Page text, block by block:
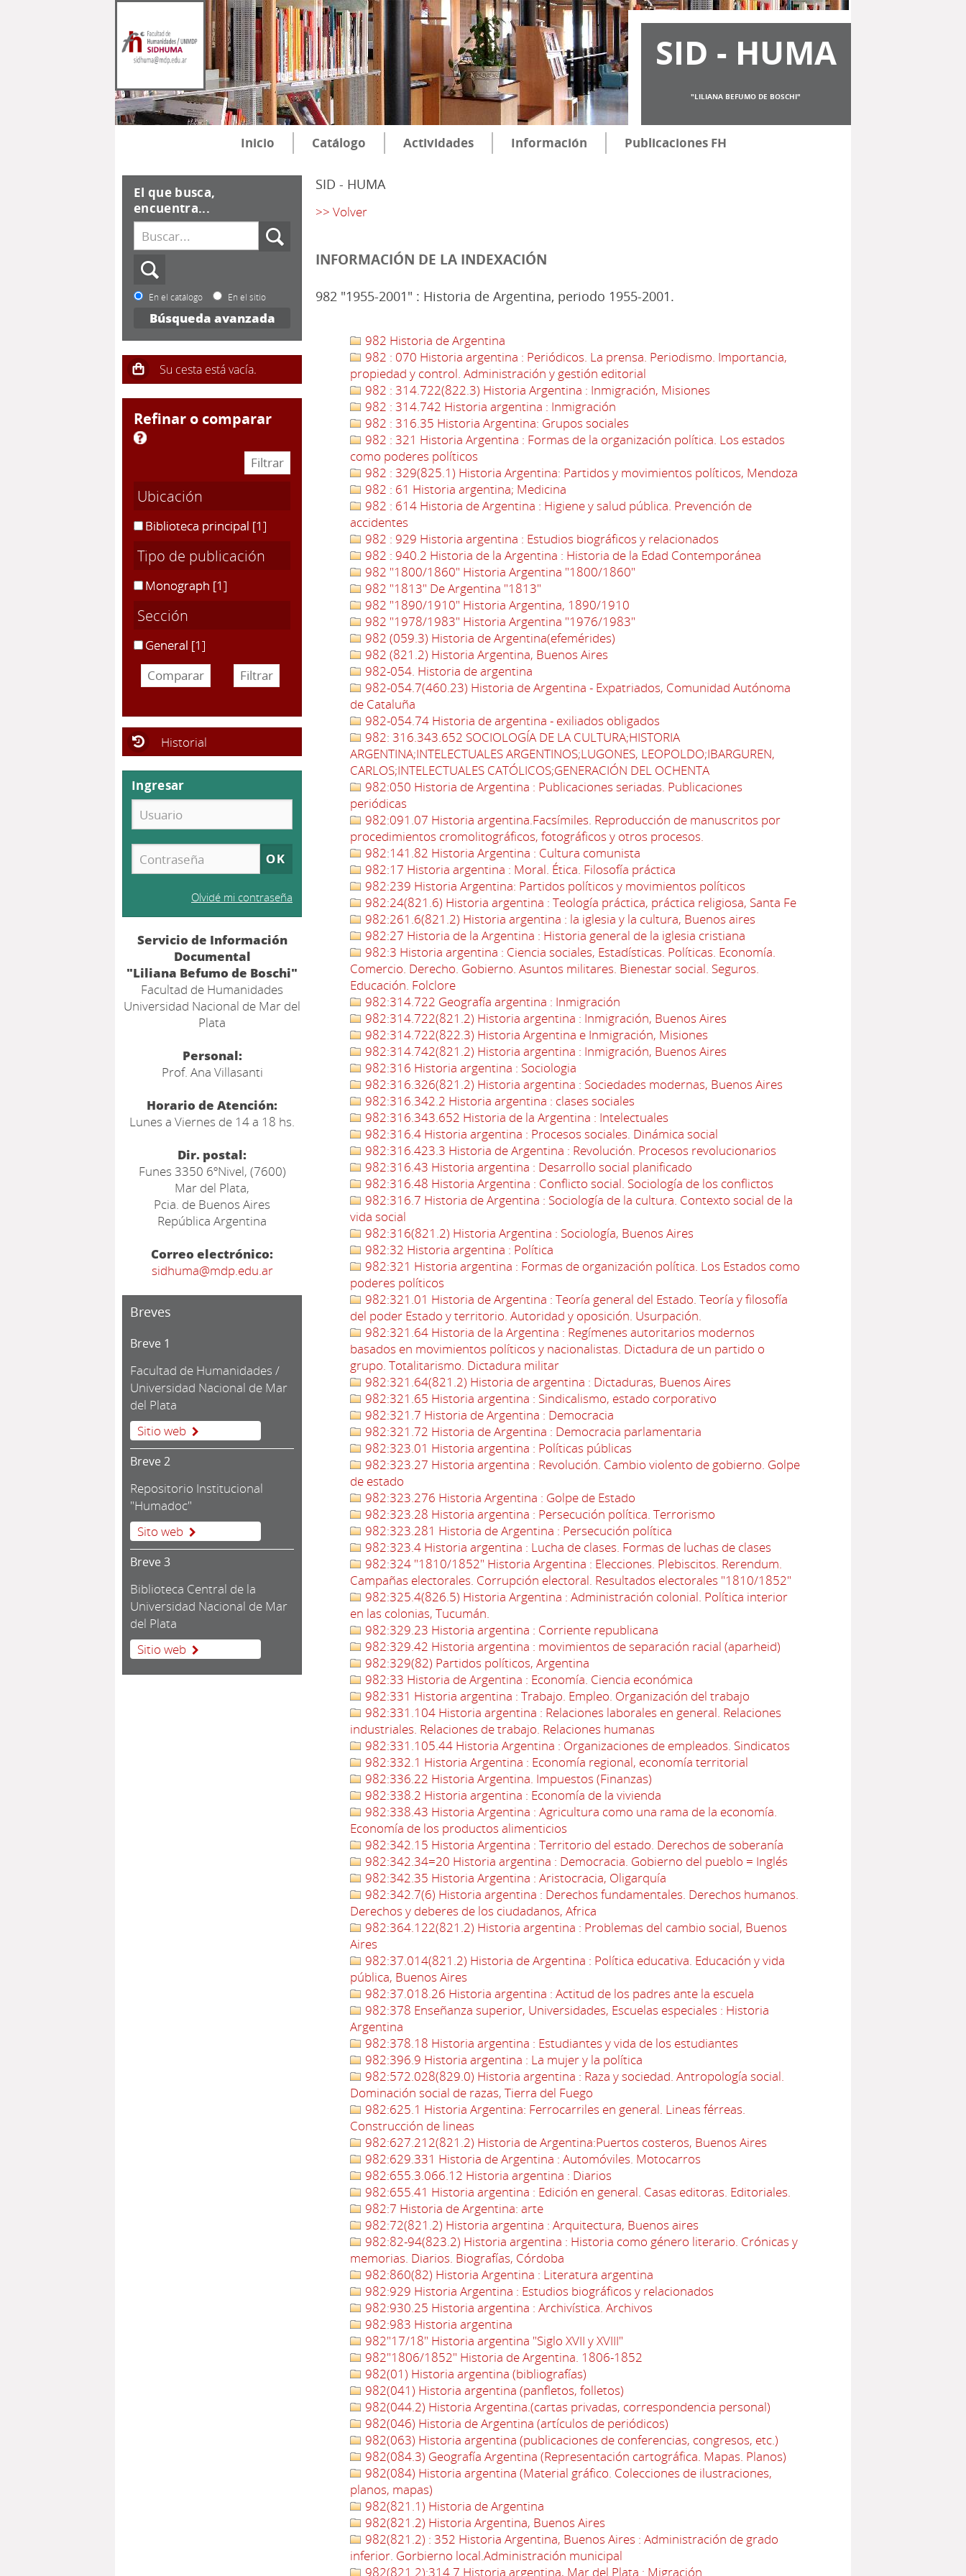
SID - HUMA
"LILIANA BEFUMO DE BOSCHI"
Inicio Catálogo Actividades Información Publicaciones FH
SID - HUMA
>> Volver
INFORMACIÓN DE LA INDEXACIÓN
982 "1955-2001" : Historia de Argentina, periodo 1955-2001.
982 Historia de Argentina
982 : 070 Historia argentina : Periódicos. La prensa. Periodismo. Importancia,
propiedad y control. Administración y gestión editorial
982 : 314.722(822.3) Historia Argentina : Inmigración, Misiones
982 : 314.742 Historia argentina : Inmigración
982 : 316.35 Historia Argentina: Grupos sociales
982 : 321 Historia Argentina : Formas de la organización política. Los estados
como poderes políticos
982 : 329(825.1) Historia Argentina: Partidos y movimientos políticos, Mendoza
982 : 61 Historia argentina; Medicina
982 : 614 Historia de Argentina : Higiene y salud pública. Prevención de
accidentes
982 : 929 Historia argentina : Estudios biográficos y relacionados
982 : 940.2 Historia de la Argentina : Historia de la Edad Contemporánea
982 "1800/1860" Historia Argentina "1800/1860"
982 "1813" De Argentina "1813"
982 "1890/1910" Historia Argentina, 1890/1910
982 "1978/1983" Historia Argentina "1976/1983"
982 (059.3) Historia de Argentina(efemérides)
982 (821.2) Historia Argentina, Buenos Aires
982-054. Historia de argentina
982-054.7(460.23) Historia de Argentina - Expatriados, Comunidad Autónoma
de Cataluña
982-054.74 Historia de argentina - exiliados obligados
982: 316.343.652 SOCIOLOGÍA DE LA CULTURA;HISTORIA
ARGENTINA;INTELECTUALES ARGENTINOS;LUGONES, LEOPOLDO;IBARGUREN,
CARLOS;INTELECTUALES CATÓLICOS;GENERACIÓN DEL OCHENTA
982:050 Historia de Argentina : Publicaciones seriadas. Publicaciones
periódicas
982:091.07 Historia argentina.Facsímiles. Reproducción de manuscritos por
procedimientos cromolitográficos, fotográficos y otros procesos.
982:141.82 Historia Argentina : Cultura comunista
982:17 Historia argentina : Moral. Ética. Filosofía práctica
982:239 Historia Argentina: Partidos políticos y movimientos políticos
982:24(821.6) Historia argentina : Teología práctica, práctica religiosa, Santa Fe
982:261.6(821.2) Historia argentina : la iglesia y la cultura, Buenos aires
982:27 Historia de la Argentina : Historia general de la iglesia cristiana
982:3 Historia argentina : Ciencia sociales, Estadísticas. Políticas. Economía.
Comercio. Derecho. Gobierno. Asuntos militares. Bienestar social. Seguros.
Educación. Folclore
982:314.722 Geografía argentina : Inmigración
982:314.722(821.2) Historia argentina : Inmigración, Buenos Aires
982:314.722(822.3) Historia Argentina e Inmigración, Misiones
982:314.742(821.2) Historia argentina : Inmigración, Buenos Aires
982:316 Historia argentina : Sociologia
982:316.326(821.2) Historia argentina : Sociedades modernas, Buenos Aires
982:316.342.2 Historia argentina : clases sociales
982:316.343.652 Historia de la Argentina : Intelectuales
982:316.4 Historia argentina : Procesos sociales. Dinámica social
982:316.423.3 Historia de Argentina : Revolución. Procesos revolucionarios
982:316.43 Historia argentina : Desarrollo social planificado
982:316.48 Historia Argentina : Conflicto social. Sociología de los conflictos
982:316.7 Historia de Argentina : Sociología de la cultura. Contexto social de la
vida social
982:316(821.2) Historia Argentina : Sociología, Buenos Aires
982:32 Historia argentina : Política
982:321 Historia argentina : Formas de organización política. Los Estados como
poderes políticos
982:321.01 Historia de Argentina : Teoría general del Estado. Teoría y filosofía
del poder Estado y territorio. Autoridad y oposición. Usurpación.
982:321.64 Historia de la Argentina : Regímenes autoritarios modernos
basados en movimientos políticos y nacionalistas. Dictadura de un partido o
grupo. Totalitarismo. Dictadura militar
982:321.64(821.2) Historia de argentina : Dictaduras, Buenos Aires
982:321.65 Historia argentina : Sindicalismo, estado corporativo
982:321.7 Historia de Argentina : Democracia
982:321.72 Historia de Argentina : Democracia parlamentaria
982:323.01 Historia argentina : Políticas públicas
982:323.27 Historia argentina : Revolución. Cambio violento de gobierno. Golpe
de estado
982:323.276 Historia Argentina : Golpe de Estado
982:323.28 Historia argentina : Persecución política. Terrorismo
982:323.281 Historia de Argentina : Persecución política
982:323.4 Historia argentina : Lucha de clases. Formas de luchas de clases
982:324 "1810/1852" Historia Argentina : Elecciones. Plebiscitos. Rerendum.
Campañas electorales. Corrupción electoral. Resultados electorales "1810/1852"
982:325.4(826.5) Historia Argentina : Administración colonial. Política interior
en las colonias, Tucumán.
982:329.23 Historia argentina : Corriente republicana
982:329.42 Historia argentina : movimientos de separación racial (aparheid)
982:329(82) Partidos políticos, Argentina
982:33 Historia de Argentina : Economía. Ciencia económica
982:331 Historia argentina : Trabajo. Empleo. Organización del trabajo
982:331.104 Historia argentina : Relaciones laborales en general. Relaciones
industriales. Relaciones de trabajo. Relaciones humanas
982:331.105.44 Historia Argentina : Organizaciones de empleados. Sindicatos
982:332.1 Historia Argentina : Economía regional, economía territorial
982:336.22 Historia Argentina. Impuestos (Finanzas)
982:338.2 Historia argentina : Economía de la vivienda
982:338.43 Historia Argentina : Agricultura como una rama de la economía.
Economía de los productos alimenticios
982:342.15 Historia Argentina : Territorio del estado. Derechos de soberanía
982:342.34=20 Historia argentina : Democracia. Gobierno del pueblo = Inglés
982:342.35 Historia Argentina : Aristocracia, Oligarquía
982:342.7(6) Historia argentina : Derechos fundamentales. Derechos humanos.
Derechos y deberes de los ciudadanos, Africa
982:364.122(821.2) Historia argentina : Problemas del cambio social, Buenos
Aires
982:37.014(821.2) Historia de Argentina : Política educativa. Educación y vida
pública, Buenos Aires
982:37.018.26 Historia argentina : Actitud de los padres ante la escuela
982:378 Enseñanza superior, Universidades, Escuelas especiales : Historia
Argentina
982:378.18 Historia argentina : Estudiantes y vida de los estudiantes
982:396.9 Historia argentina : La mujer y la política
982:572.028(829.0) Historia argentina : Raza y sociedad. Antropología social.
Dominación social de razas, Tierra del Fuego
982:625.1 Historia Argentina: Ferrocarriles en general. Lineas férreas.
Construcción de lineas
982:627.212(821.2) Historia de Argentina:Puertos costeros, Buenos Aires
982:629.331 Historia de Argentina : Automóviles. Motocarros
982:655.3.066.12 Historia argentina : Diarios
982:655.41 Historia argentina : Edición en general. Casas editoras. Editoriales.
982:7 Historia de Argentina: arte
982:72(821.2) Historia argentina : Arquitectura, Buenos aires
982:82-94(823.2) Historia argentina : Historia como género literario. Crónicas y
memorias. Diarios. Biografías, Córdoba
982:860(82) Historia Argentina : Literatura argentina
982:929 Historia Argentina : Estudios biográficos y relacionados
982:930.25 Historia argentina : Archivística. Archivos
982:983 Historia argentina
982"17/18" Historia argentina "Siglo XVII y XVIII"
982"1806/1852" Historia de Argentina. 1806-1852
982(01) Historia argentina (bibliografías)
982(041) Historia argentina (panfletos, folletos)
982(044.2) Historia Argentina.(cartas privadas, correspondencia personal)
982(046) Historia de Argentina (artículos de periódicos)
982(063) Historia argentina (publicaciones de conferencias, congresos, etc.)
982(084.3) Geografía Argentina (Representación cartográfica. Mapas. Planos)
982(084) Historia argentina (Material gráfico. Colecciones de ilustraciones,
planos, mapas)
982(821.1) Historia de Argentina
982(821.2) Historia Argentina, Buenos Aires
982(821.2) : 352 Historia Argentina, Buenos Aires : Administración de grado
inferior. Gorbierno local.Administración municipal
982(821.2):314.7 Historia argentina, Mar del Plata : Migración
El que busca,
encuentra...
En el catálogo En el sitio
Búsqueda avanzada
refinar o comparar
Ubicación
Biblioteca principal [1]
Tipo de publicación
Monograph [1]
Sección
General [1]
Historial
Ingresar
Olvidé mi contraseña
Servicio de Información
Documental
"Liliana Befumo de Boschi"
Facultad de Humanidades
Universidad Nacional de Mar del
Plata
Personal:
Prof. Ana Villasanti
Horario de Atención:
Lunes a Viernes de 14 a 18 hs.
Dir. postal:
Funes 3350 6ºNivel, (7600)
Mar del Plata,
Pcia. de Buenos Aires
República Argentina
Correo electrónico:
sidhuma@mdp.edu.ar
Breves
Breve 1
Facultad de Humanidades /
Universidad Nacional de Mar
del Plata
Sitio web
Breve 2
Repositorio Institucional
"Humadoc"
Sito web
Breve 3
Biblioteca Central de la
Universidad Nacional de Mar
del Plata
Sitio web